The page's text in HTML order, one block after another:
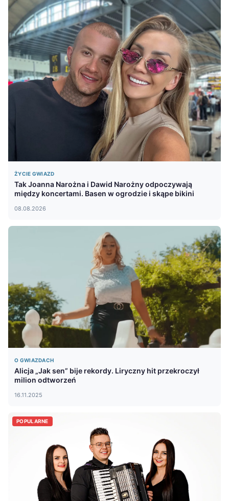
ŻYCIE GWIAZD
Tak Joanna Narożna i Dawid Narożny odpoczywają
między koncertami. Basen w ogrodzie i skąpe bikini
08.08.2026
O GWIAZDACH
Alicja „Jak sen” bije rekordy. Liryczny hit przekroczył
milion odtworzeń
16.11.2025
POPULARNE